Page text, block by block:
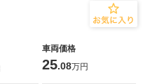
車両価格
25.08万円